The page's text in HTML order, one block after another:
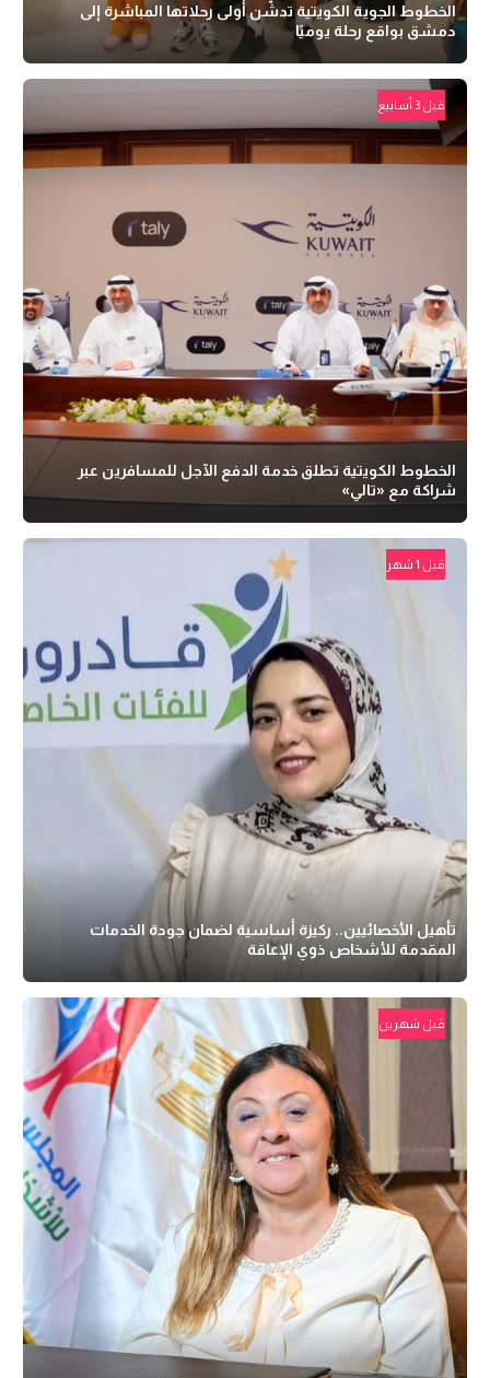
الخطوط الجوية الكويتية تدشّن أولى رحلاتها المباشرة إلى
دمشق بواقع رحلة يوميًا
قبل 3 أسابيع
الخطوط الكويتية تطلق خدمة الدفع الآجل للمسافرين عبر
شراكة مع «تالي»
قبل 1 شهر
تأهيل الأخصائيين.. ركيزة أساسية لضمان جودة الخدمات
المقدمة للأشخاص ذوي الإعاقة
قبل شهرين